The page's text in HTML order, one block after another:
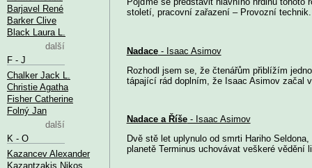
století, pracovní zařazení – Provozní
Nadace- Isaac Asimov
Rozhodl jsem se, že čtenářům přiblížím
tápající rád doplním, že Isaac Asimov začal
Nadace a Říše- Isaac Asimov
Dvě stě let uplynulo od smrti Hariho
planetě Terminus uchovávat veškeré vědění
Barjavel René
Barker Clive
Black Laura L.
další
F - J
Chalker Jack L.
Christie Agatha
Fisher Catherine
Folný Jan
další
K - O
Kazancev Alexander
Kazantzakis Nikos